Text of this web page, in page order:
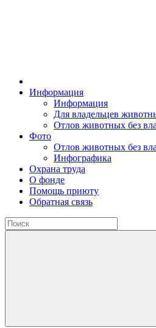
Информация
Информация
Для владельцев
Отлов животных без
Фото
Отлов животных без
Инфографика
Охрана труда
О фонде
Помощь приюту
Обратная связь